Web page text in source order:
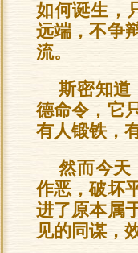
如何诞生，
远端，不争
流。
斯密知道
德命令，它
有人锻铁，
然而今天
作恶，破坏
进了原本属
见的同谋，